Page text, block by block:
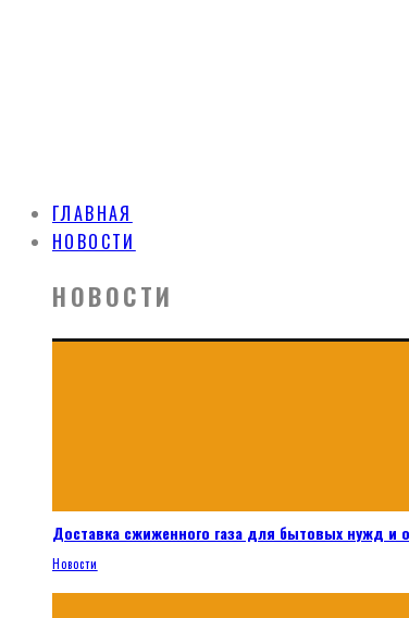
ГЛАВНАЯ
НОВОСТИ
НОВОСТИ
Доставка сжиженного газа для бытовых нужд и
Новости